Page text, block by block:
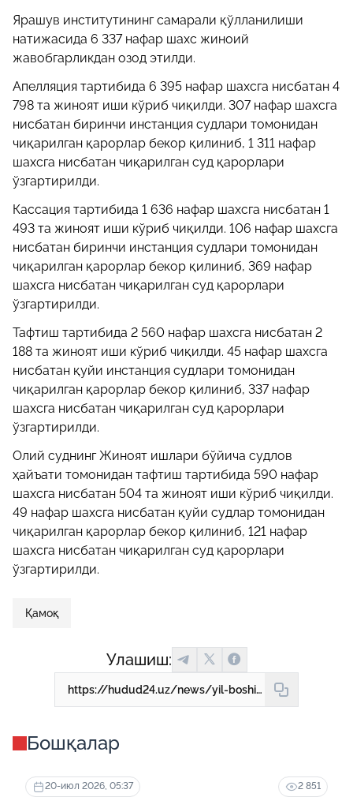
Ярашув институтининг самарали қўлланилиши
натижасида 6 337 нафар шахс жиноий
жавобгарликдан озод этилди.
Апелляция тартибида 6 395 нафар шахсга нисбатан 4
798 та жиноят иши кўриб чиқилди. 307 нафар шахсга
нисбатан биринчи инстанция судлари томонидан
чиқарилган қарорлар бекор қилиниб, 1 311 нафар
шахсга нисбатан чиқарилган суд қарорлари
ўзгартирилди.
Кассация тартибида 1 636 нафар шахсга нисбатан 1
493 та жиноят иши кўриб чиқилди. 106 нафар шахсга
нисбатан биринчи инстанция судлари томонидан
чиқарилган қарорлар бекор қилиниб, 369 нафар
шахсга нисбатан чиқарилган суд қарорлари
ўзгартирилди.
Тафтиш тартибида 2 560 нафар шахсга нисбатан 2
188 та жиноят иши кўриб чиқилди. 45 нафар шахсга
нисбатан қуйи инстанция судлари томонидан
чиқарилган қарорлар бекор қилиниб, 337 нафар
шахсга нисбатан чиқарилган суд қарорлари
ўзгартирилди.
Олий суднинг Жиноят ишлари бўйича судлов
ҳайъати томонидан тафтиш тартибида 590 нафар
шахсга нисбатан 504 та жиноят иши кўриб чиқилди.
49 нафар шахсга нисбатан қуйи судлар томонидан
чиқарилган қарорлар бекор қилиниб, 121 нафар
шахсга нисбатан чиқарилган суд қарорлари
ўзгартирилди.
Қамоқ
Улашиш:
https://hudud24.uz/news/yil-boshidan-beri-10-mingdan-ortiq-kishi-qamaldi
Бошқалар
20-июл 2026, 05:37 2 851